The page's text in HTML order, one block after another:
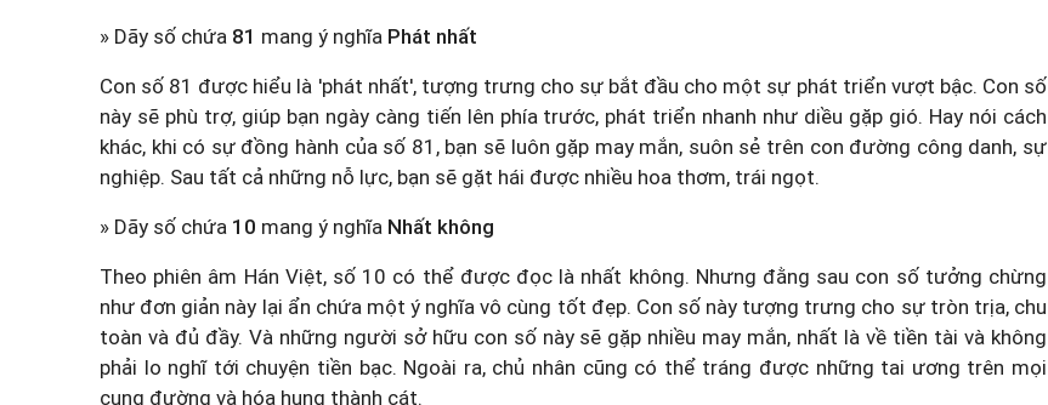
» Dãy số chứa 81 mang ý nghĩa Phát nhất
Con số 81 được hiểu là 'phát nhất', tượng trưng cho sự bắt đầu cho một sự phát triển vượt bậc. Con số
này sẽ phù trợ, giúp bạn ngày càng tiến lên phía trước, phát triển nhanh như diều gặp gió. Hay nói cách
khác, khi có sự đồng hành của số 81, bạn sẽ luôn gặp may mắn, suôn sẻ trên con đường công danh, sự
nghiệp. Sau tất cả những nỗ lực, bạn sẽ gặt hái được nhiều hoa thơm, trái ngọt.
» Dãy số chứa 10 mang ý nghĩa Nhất không
Theo phiên âm Hán Việt, số 10 có thể được đọc là nhất không. Nhưng đằng sau con số tưởng chừng
như đơn giản này lại ẩn chứa một ý nghĩa vô cùng tốt đẹp. Con số này tượng trưng cho sự tròn trịa, chu
toàn và đủ đầy. Và những người sở hữu con số này sẽ gặp nhiều may mắn, nhất là về tiền tài và không
phải lo nghĩ tới chuyện tiền bạc. Ngoài ra, chủ nhân cũng có thể tráng được những tai ương trên mọi
cung đường và hóa hung thành cát.